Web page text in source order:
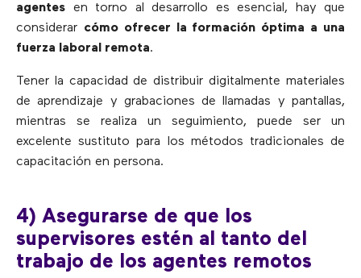
agentes en torno al desarrollo es esencial, hay que
considerar cómo ofrecer la formación óptima a una
fuerza laboral remota.
Tener la capacidad de distribuir digitalmente materiales
de aprendizaje y grabaciones de llamadas y pantallas,
mientras se realiza un seguimiento, puede ser un
excelente sustituto para los métodos tradicionales de
capacitación en persona.
4) Asegurarse de que los
supervisores estén al tanto del
trabajo de los agentes remotos